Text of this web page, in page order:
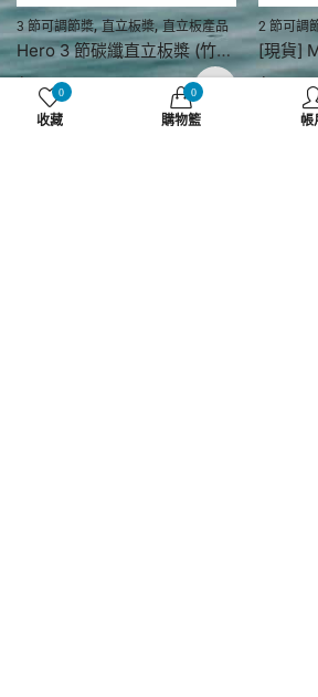
3 節可調節槳,直立板槳,直立板產品
Hero 3 節碳纖直立板槳 (竹紋)
2,180.00
2 節可調
0
收藏
0
購物籃 帳